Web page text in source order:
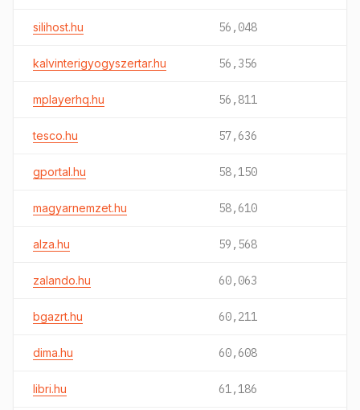
silihost.hu 56,048
kalvinterigyogyszertar.hu 56,356
mplayerhq.hu 56,811
tesco.hu 57,636
gportal.hu 58,150
magyarnemzet.hu 58,610
alza.hu 59,568
zalando.hu 60,063
bgazrt.hu 60,211
dima.hu 60,608
libri.hu 61,186